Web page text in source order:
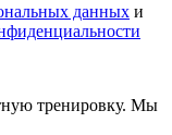
данных и
тренировку. Мы